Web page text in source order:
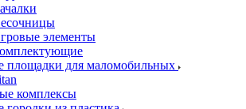
элементы
площадки для маломобильных
комплексы